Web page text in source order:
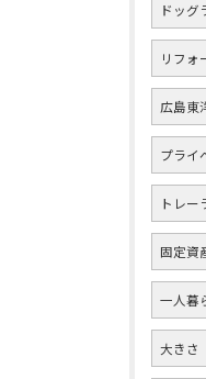
ドッグ
リフォ
広島東
プライ
トレー
固定資
一人暮
大きさ